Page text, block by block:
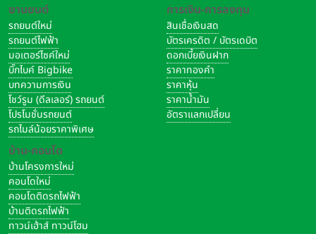
ยานยนต์
รถยนต์ใหม่
รถยนต์ไฟฟ้า
มอเตอร์ไซค์ใหม่
บิ๊กไบค์ Bigbike
บทความการเงิน
โชว์รูม (ดีลเลอร์) รถยนต์
โปรโมชั่นรถยนต์
รถไมล์น้อยราคาพิเศษ
บ้าน-คอนโด
บ้านโครงการใหม่
คอนโดใหม่
คอนโดติดรถไฟฟ้า
บ้านติดรถไฟฟ้า
ทาวน์เฮ้าส์ ทาวน์โฮม
การเงิน-การลงทุน
สินเชื่อเงินสด
บัตรเครดิต / บัตรเดบิต
ดอกเบี้ยเงินฝาก
ราคาทองคำ
ราคาหุ้น
ราคาน้ำมัน
อัตราแลกเปลี่ยน